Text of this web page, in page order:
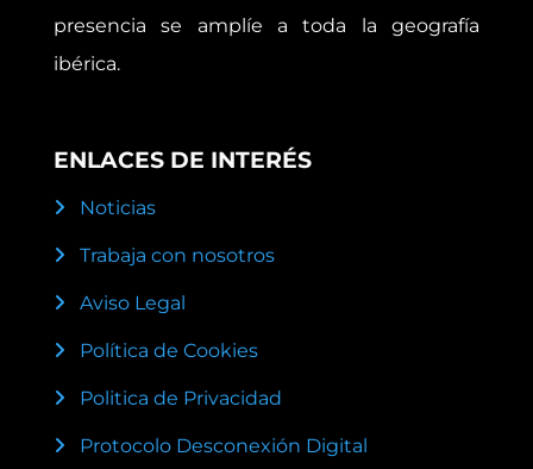
presencia se amplíe a toda la geografía
ibérica.
ENLACES DE INTERÉS
Noticias
Trabaja con nosotros
Aviso Legal
Política de Cookies
Politica de Privacidad
Protocolo Desconexión Digital